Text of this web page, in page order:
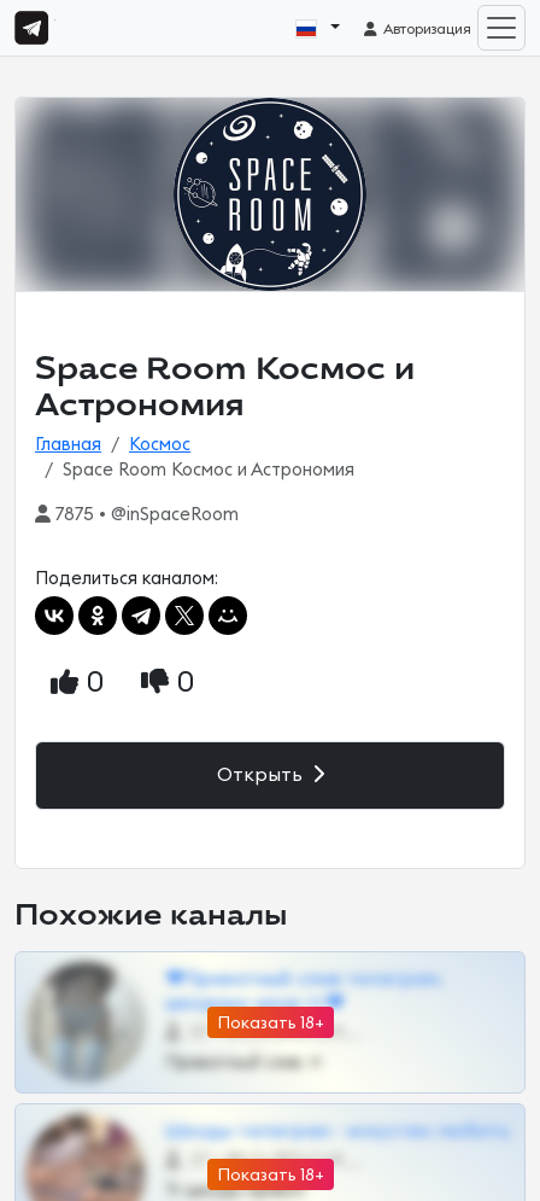
Авторизация
Space Room Космос и
Астрономия
Главная
Космос
Space Room Космос и Астрономия
7875 • @inSpaceRoom
Поделиться каналом:
0 0
Открыть
Похожие каналы
Показать 18+
❤Приватный слив телеграм,
шкодных шкур тг❤
57 •
Приватный слив тг
Показать 18+
Шкоды телеграм - искуство любить
27 •
Тг шкоды приват